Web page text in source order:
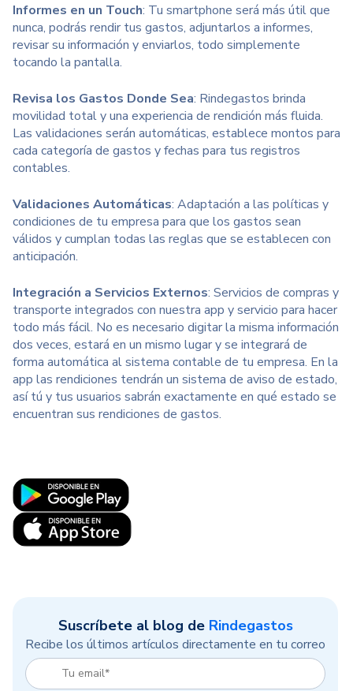
Suscríbete al blog de Rindegastos
Recibe los últimos artículos directamente en tu correo
Informes en un Touch: Tu smartphone será más útil que
nunca, podrás rendir tus gastos, adjuntarlos a informes,
revisar su información y enviarlos, todo simplemente
tocando la pantalla.
Revisa los Gastos Donde Sea: Rindegastos brinda
movilidad total y una experiencia de rendición más fluida.
Las validaciones serán automáticas, establece montos para
cada categoría de gastos y fechas para tus registros
contables.
Validaciones Automáticas: Adaptación a las políticas y
condiciones de tu empresa para que los gastos sean
válidos y cumplan todas las reglas que se establecen con
anticipación.
Integración a Servicios Externos: Servicios de compras y
transporte integrados con nuestra app y servicio para hacer
todo más fácil. No es necesario digitar la misma información
dos veces, estará en un mismo lugar y se integrará de
forma automática al sistema contable de tu empresa. En la
app las rendiciones tendrán un sistema de aviso de estado,
así tú y tus usuarios sabrán exactamente en qué estado se
encuentran sus rendiciones de gastos.